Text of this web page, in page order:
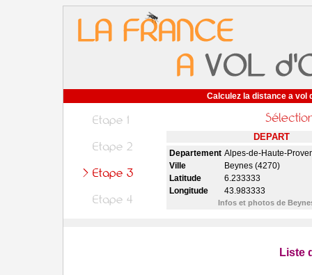
Calculez la distance a vol
DEPART
Departement Alpes-de-Haute-
Ville
Beynes (4270)
Latitude
6.233333
Longitude
43.983333
Infos et photos de
Liste